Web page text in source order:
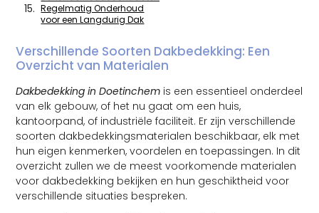
Regelmatig Onderhoud
voor een Langdurig Dak
Verschillende Soorten Dakbedekking: Een
Overzicht van Materialen
Dakbedekking in Doetinchem is een essentieel onderdeel
van elk gebouw, of het nu gaat om een huis,
kantoorpand, of industriële faciliteit. Er zijn verschillende
soorten dakbedekkingsmaterialen beschikbaar, elk met
hun eigen kenmerken, voordelen en toepassingen. In dit
overzicht zullen we de meest voorkomende materialen
voor dakbedekking bekijken en hun geschiktheid voor
verschillende situaties bespreken.